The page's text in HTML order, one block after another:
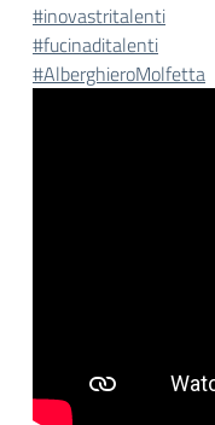
#inovastritalenti
#fucinaditalenti
#AlberghieroMolfetta